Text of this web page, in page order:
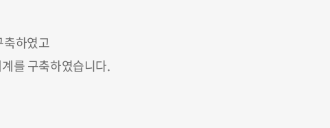
축하였고
를 구축하였습니다.